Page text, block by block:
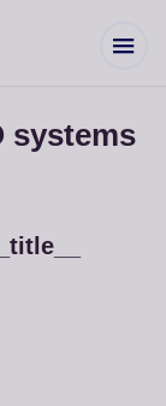
systems
__category21_not_found_title__